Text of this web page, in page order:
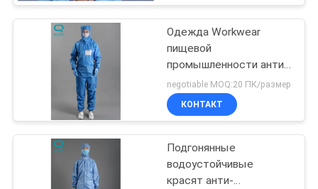
ПУТЕШЕСТВИЕ
ФАБРИКИ
ПРОВЕРКА
КАЧЕСТВА
СВЯЖИТЕСЬ
Одежда Workwear
пищевой
промышленности анти-
статическая
negotiable MOQ:20 ПК/размер
КОНТАКТ
Подгонянные
водоустойчивые
красят анти-